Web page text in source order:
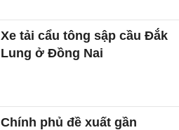
Xe tải cẩu tông sập cầu Đắk
Lung ở Đồng Nai
Chính phủ đề xuất gần